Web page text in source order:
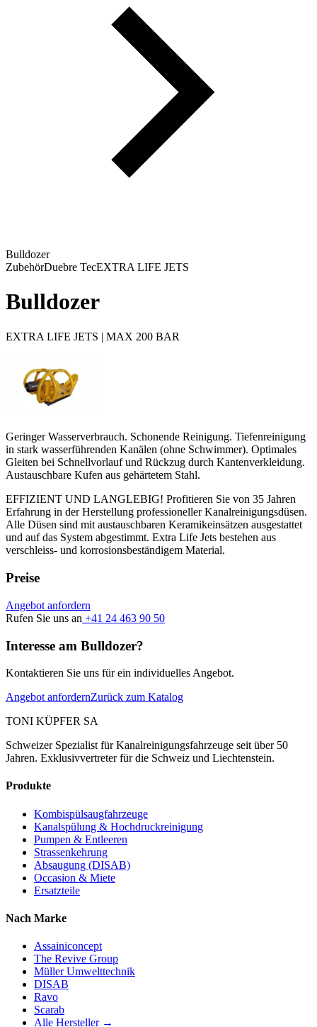
Bulldozer
ZubehörDuebre TecEXTRA LIFE JETS
Bulldozer
EXTRA LIFE JETS | MAX 200 BAR
Geringer Wasserverbrauch. Schonende Reinigung. Tiefenreinigung
in stark wasserführenden Kanälen (ohne Schwimmer). Optimales
Gleiten bei Schnellvorlauf und Rückzug durch Kantenverkleidung.
Austauschbare Kufen aus gehärtetem Stahl.
EFFIZIENT UND LANGLEBIG! Profitieren Sie von 35 Jahren
Erfahrung in der Herstellung professioneller Kanalreinigungsdüsen.
Alle Düsen sind mit austauschbaren Keramikeinsätzen ausgestattet
und auf das System abgestimmt. Extra Life Jets bestehen aus
verschleiss- und korrosionsbeständigem Material.
Preise
Angebot anfordern
Rufen Sie uns an +41 24 463 90 50
Interesse am Bulldozer?
Kontaktieren Sie uns für ein individuelles Angebot.
Angebot anfordernZurück zum Katalog
TONI KÜPFER SA
Schweizer Spezialist für Kanalreinigungsfahrzeuge seit über 50
Jahren. Exklusivvertreter für die Schweiz und Liechtenstein.
Produkte
Kombispülsaugfahrzeuge
Kanalspülung & Hochdruckreinigung
Pumpen & Entleeren
Strassenkehrung
Absaugung (DISAB)
Occasion & Miete
Ersatzteile
Nach Marke
Assainiconcept
The Revive Group
Müller Umwelttechnik
DISAB
Ravo
Scarab
Alle Hersteller →